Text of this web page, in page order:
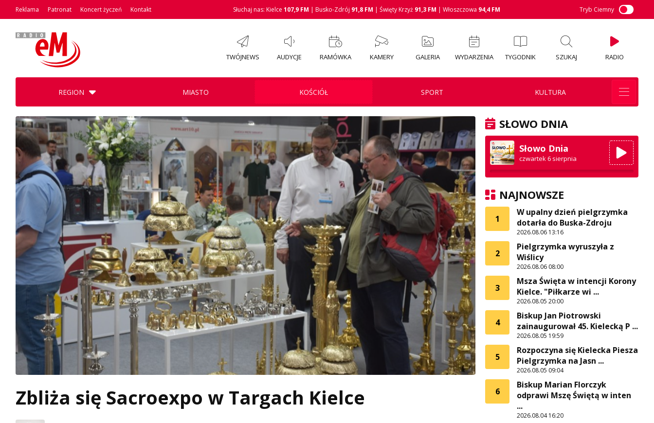
Reklama Patronat Koncert życzeń Kontakt Słuchaj nas: Kielce 107,9 FM | Busko-Zdrój 91,8 FM | Święty Krzyż 91,3 FM | Włoszczowa 94,4 FM Tryb Ciemny
TWÓJNEWS AUDYCJE RAMÓWKA KAMERY GALERIA WYDARZENIA TYGODNIK SZUKAJ RADIO
REGION MIASTO KOŚCIÓŁ SPORT KULTURA
Zbliża się Sacroexpo w Targach Kielce
SŁOWO DNIA
Słowo Dnia
czwartek 6 sierpnia
NAJNOWSZE
1
W upalny dzień pielgrzymka
dotarła do Buska-Zdroju
2026.08.06 13:16
2
Pielgrzymka wyruszyła z
Wiślicy
2026.08.06 08:00
3
Msza Święta w intencji Korony
Kielce. "Piłkarze wi ...
2026.08.05 20:00
4
Biskup Jan Piotrowski
zainaugurował 45. Kielecką P ...
2026.08.05 19:59
5
Rozpoczyna się Kielecka Piesza
Pielgrzymka na Jasn ...
2026.08.05 09:04
6
Biskup Marian Florczyk
odprawi Mszę Świętą w inten
...
2026.08.04 16:20